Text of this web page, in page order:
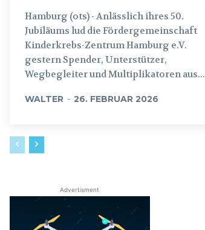
Hamburg (ots) - Anlässlich ihres 50.
Jubiläums lud die Fördergemeinschaft
Kinderkrebs-Zentrum Hamburg e.V.
gestern Spender, Unterstützer,
Wegbegleiter und Multiplikatoren aus...
WALTER - 26. FEBRUAR 2026
Advertisment